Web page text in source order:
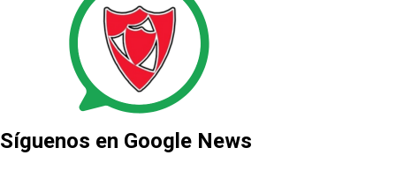
Síguenos en Google News